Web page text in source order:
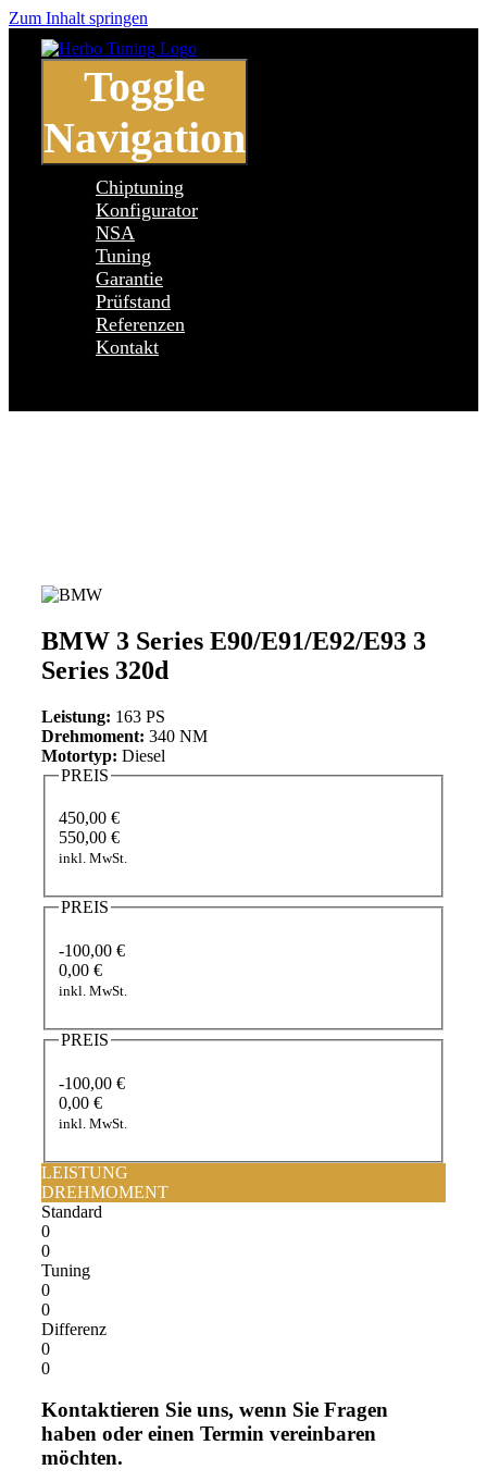
Zum Inhalt springen
Toggle
Navigation
Chiptuning
Konfigurator
NSA
Tuning
Garantie
Prüfstand
Referenzen
Kontakt
BMW 3 Series E90/E91/E92/E93 3
Series 320d
Leistung: 163 PS
Drehmoment: 340 NM
Motortyp: Diesel
PREIS
450,00 €
550,00 €
inkl. MwSt.
PREIS
-100,00 €
0,00 €
inkl. MwSt.
PREIS
-100,00 €
0,00 €
inkl. MwSt.
LEISTUNG
DREHMOMENT
Standard
0
0
Tuning
0
0
Differenz
0
0
Kontaktieren Sie uns, wenn Sie Fragen
haben oder einen Termin vereinbaren
möchten.